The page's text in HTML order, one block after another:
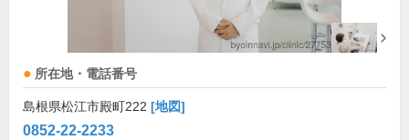
所在地・電話番号
島根県松江市殿町222 [地図]
0852-22-2233